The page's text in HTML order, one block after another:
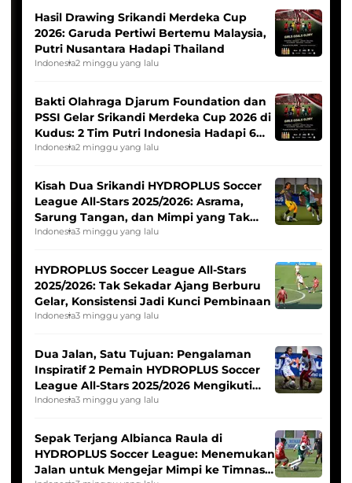
Hasil Drawing Srikandi Merdeka Cup
2026: Garuda Pertiwi Bertemu Malaysia,
Putri Nusantara Hadapi Thailand
Indonesia2 minggu yang lalu
Bakti Olahraga Djarum Foundation dan
PSSI Gelar Srikandi Merdeka Cup 2026 di
Kudus: 2 Tim Putri Indonesia Hadapi 6
Tim Asia
Indonesia2 minggu yang lalu
Kisah Dua Srikandi HYDROPLUS Soccer
League All-Stars 2025/2026: Asrama,
Sarung Tangan, dan Mimpi yang Tak
Pernah Padam
Indonesia3 minggu yang lalu
HYDROPLUS Soccer League All-Stars
2025/2026: Tak Sekadar Ajang Berburu
Gelar, Konsistensi Jadi Kunci Pembinaan
Indonesia3 minggu yang lalu
Dua Jalan, Satu Tujuan: Pengalaman
Inspiratif 2 Pemain HYDROPLUS Soccer
League All-Stars 2025/2026 Mengikuti
Seleksi Timnas Indonesia Putri
Indonesia3 minggu yang lalu
Sepak Terjang Albianca Raula di
HYDROPLUS Soccer League: Menemukan
Jalan untuk Mengejar Mimpi ke Timnas